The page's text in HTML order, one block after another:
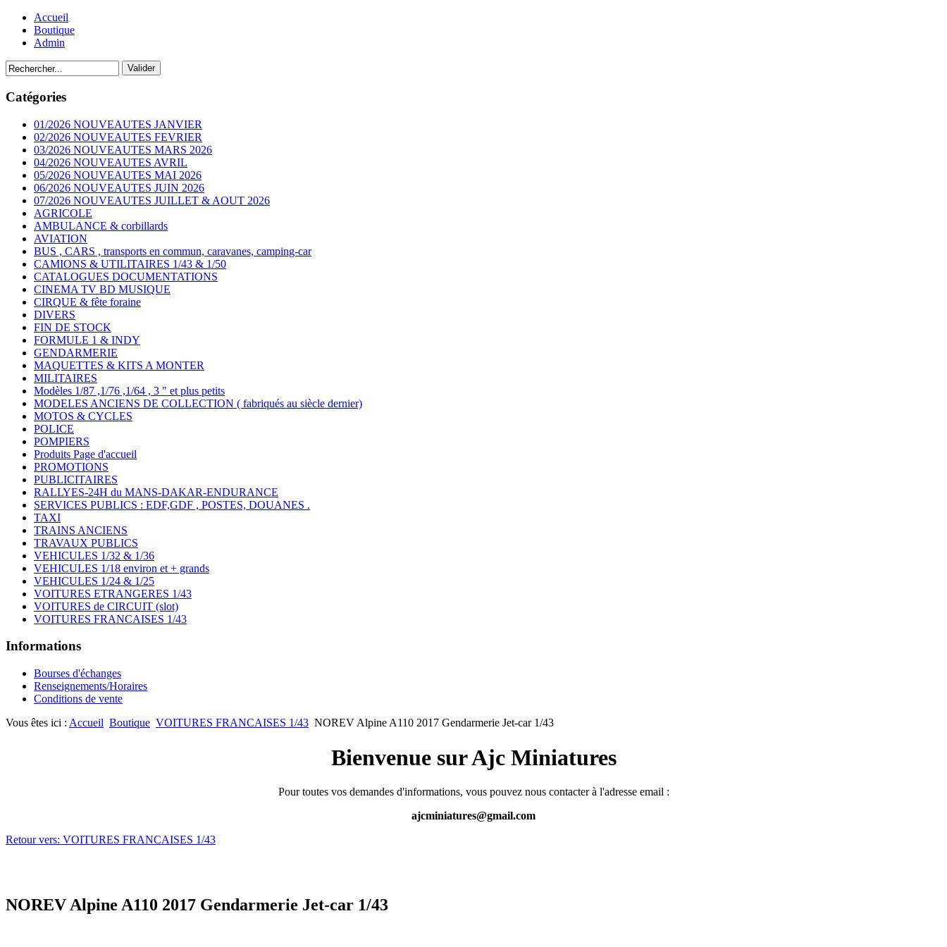
Accueil
Boutique
Admin
Catégories
01/2026 NOUVEAUTES JANVIER
02/2026 NOUVEAUTES FEVRIER
03/2026 NOUVEAUTES MARS 2026
04/2026 NOUVEAUTES AVRIL
05/2026 NOUVEAUTES MAI 2026
06/2026 NOUVEAUTES JUIN 2026
07/2026 NOUVEAUTES JUILLET & AOUT 2026
AGRICOLE
AMBULANCE & corbillards
AVIATION
BUS , CARS , transports en commun, caravanes, camping-car
CAMIONS & UTILITAIRES 1/43 & 1/50
CATALOGUES DOCUMENTATIONS
CINEMA TV BD MUSIQUE
CIRQUE & fête foraine
DIVERS
FIN DE STOCK
FORMULE 1 & INDY
GENDARMERIE
MAQUETTES & KITS A MONTER
MILITAIRES
Modèles 1/87 ,1/76 ,1/64 , 3 " et plus petits
MODELES ANCIENS DE COLLECTION ( fabriqués au siècle dernier)
MOTOS & CYCLES
POLICE
POMPIERS
Produits Page d'accueil
PROMOTIONS
PUBLICITAIRES
RALLYES-24H du MANS-DAKAR-ENDURANCE
SERVICES PUBLICS : EDF,GDF , POSTES, DOUANES .
TAXI
TRAINS ANCIENS
TRAVAUX PUBLICS
VEHICULES 1/32 & 1/36
VEHICULES 1/18 environ et + grands
VEHICULES 1/24 & 1/25
VOITURES ETRANGERES 1/43
VOITURES de CIRCUIT (slot)
VOITURES FRANCAISES 1/43
Informations
Bourses d'échanges
Renseignements/Horaires
Conditions de vente
Vous êtes ici : Accueil Boutique VOITURES FRANCAISES 1/43 NOREV Alpine A110 2017 Gendarmerie Jet-car 1/43
Bienvenue sur Ajc Miniatures
Pour toutes vos demandes d'informations, vous pouvez nous contacter à l'adresse email :
ajcminiatures@gmail.com
Retour vers: VOITURES FRANCAISES 1/43
NOREV Alpine A110 2017 Gendarmerie Jet-car 1/43